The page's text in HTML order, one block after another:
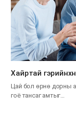
Хайртай
Цай бол өрнө дорны
гоё тансаг амтыг…